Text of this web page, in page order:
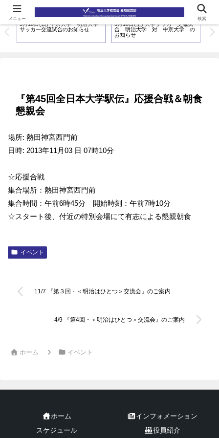
会
3月18日(日) 中京大学・明治大学
サッカー交流試合のお知らせ
3月18日(土) 大学サッカー交流試
合 明治大学 対 中京大学 の
お知らせ
3月
合
お
『第45回全日本大学駅伝』応援合戦＆朝食
懇親会
場所: 熱田神宮西門前
日時: 2013年11月03 日 07時10分
☆応援合戦
集合場所：熱田神宮西門前
集合時間：午前6時45分 開始時刻：午前7時10分
☆スタート後、付近の特別会場にて有志による懇親朝食
イベント
11/7 『第３回・＜明治はひとつ＞交流会』のご案内
4/9 『第4回・＜明治はひとつ＞交流会』のご案内
ホーム イベント
ホーム
インフォメーション
スケジュール
役員紹介
メニュー 検索